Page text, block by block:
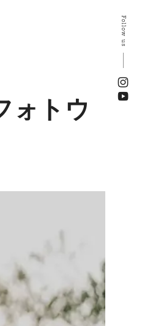
ォトウ
Follow us